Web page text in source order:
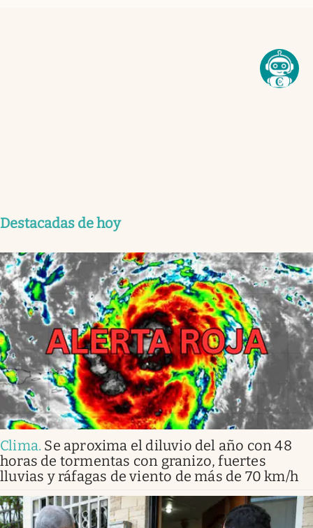
Destacadas de hoy
Clima. Se aproxima el diluvio del año con 48
horas de tormentas con granizo, fuertes
lluvias y ráfagas de viento de más de 70 km/h